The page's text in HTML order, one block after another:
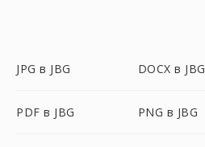
JPG в JBG DOCX в JBG
PDF в JBG PNG в JBG